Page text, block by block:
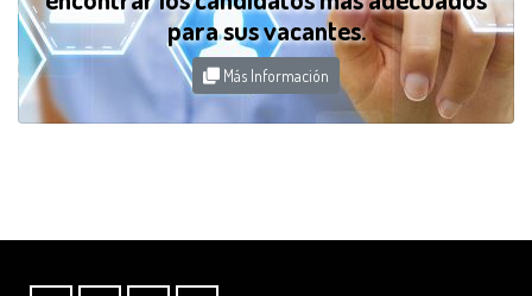
para sus vacantes.
Más Información